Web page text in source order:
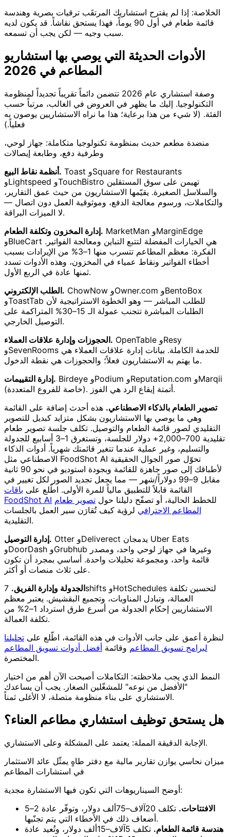
الخلاصة: إذا لم يقترح استشاريك المرتقَب ترقيات بصرية وهندسة
قائمة طعام في أول 90 يوماً، فهذا يستحق نقاشاً. قد يكون لديه
سبب وجيه — لكن يجب أن تسمعه.
الأدوات الحديثة التي يوصي بها استشاريو
المطاعم في 2026
وصفة استشاري عام 2026 تتضمن دائماً تقريباً تجديداً لمنظومة
التكنولوجيا. إليك ما يظهر في العروض في الغالب، مرتباً حسب
الفئة. (لا شيء من هذا برعاية؛ هذا ما نراه الاستشاريين يوصون به
فعلياً.)
منضدة مطعم حديث بمنظومة تكنولوجيا متكاملة: جهاز لوحي،
وطرفية دفع، وطابعة إيصالات
أنظمة نقاط البيع. Toast وSquare for Restaurants
وLightspeed وTouchBistro تهيمن على سوق المستقلين
والسلاسل الصغيرة. يقيّمها الاستشاريون من حيث عمق التقارير،
والتكاملات، ورسوم معالجة الدفع، وموثوقية العمل دون اتصال —
لا الميزات البراقة.
إدارة المخزون وتكلفة الطعام. MarketMan وMarginEdge
وBlueCart هي الخيارات المفضلة لتتبع التباين ومعالجة الفواتير.
الفكرة: معظم المطاعم تتسرب منها 1–3% من الإيرادات بسبب
أخطاء الفواتير ونقاط عمياء في المخزون، وهذه الأدوات تسدد
ثمنها عادة في الربع الأول.
الطلب الإلكتروني. ChowNow وOwner.com وBentoBox
وToastTab للطلب المباشر — وهو الخطوة الاستراتيجية لأن
الطلبات المباشرة تتجنب عمولة الـ 15–30% المتراكمة على
التوصيل الخارجي.
الحجوزات وإدارة علاقات العملاء. OpenTable وResy
وSevenRooms للخدمة الكاملة. بيانات إدارة علاقات العملاء هي
ما يهتم به الاستشاريون فعلاً؛ والحجوزات هي نقطة الدخول.
إدارة التقييمات. Birdeye وPodium وReputation.com وMarqii
(خاصة للفروع المتعددة). أتمتة إيقاع الرد هي الفوز.
تصوير الطعام بالذكاء الاصطناعي. هذه أحدث إضافة على القائمة
وهي ما يوصي بها الاستشاريون بشكل متزايد كبديل للتصوير
التقليدي لصور قائمة الطعام والتوصيل. تكلف جلسة تصوير طعام
تقليدية 700–2,000+ دولار للجلسة، وتستغرق 1–3 أسابيع للجدولة
والتسليم، وغير عملية عندما تتغير قائمتك شهرياً. أدوات الذكاء
الاصطناعي مثل FoodShot AI تحوّل صور الجوال الحقيقية
لأطباقك إلى صور جاهزة للقائمة وبجودة استوديو في نحو 90 ثانية
مقابل 9–99 دولاراً/شهر — مما يجعل تجديد الصور لكل تغيير في
القائمة قابلاً للتطبيق مالياً للمرة الأولى. اطّلع على باقات
FoodShot AI
للخطط الحالية، أو تصفّح دليلنا حول تصوير طعام
المطاعم الاحترافي لرؤية كيف تُقارَن سير العمل بالجلسات
التقليدية.
إدارة التوصيل. Otter وDeliverect يدمجان Uber Eats
وDoorDash وGrubhub وغيرها في جهاز لوحي واحد، ومصدر
قائمة واحد، ومجموعة تحليلات واحدة. أساسي بمجرد أن تكون
على ثلاث منصات أو أكثر.
الجدولة وإدارة الفريق. 7shifts وHotSchedules لتحسين تكلفة
العمالة، وتبادل المناوبات، وتجميع البقشيش. يعتبر معظم
الاستشاريين إحكام الجدولة من أسرع طرق استرداد 1–2% من
تكلفة العمالة.
لنظرة أعمق على جانب الأدوات في هذه القائمة، اطّلع على تحليلنا
لبرامج تسويق المطاعم وقائمة أفضل أدوات تسويق المطاعم
المختصرة.
النمط الذي يجب ملاحظته: التكاملات أصبحت الآن أهم من اختيار
"الأفضل من نوعه" للمشغّلين الصغار. يجب أن يساعدك
الاستشاري على بناء منظومة متصلة، لا الأغلى ثمناً.
هل يستحق توظيف استشاري مطاعم العناء؟
الإجابة الدقيقة المملة: يعتمد على المشكلة وعلى الاستشاري.
ميزان نحاسي يوازن تقارير مالية مع دفتر طاهٍ يمثّل عائد الاستثمار
في استشارات المطاعم
أوضح السيناريوهات التي تكون فيها الاستشارة مجدية:
الافتتاحات.
تكلف 20آلاف–75ألف دولار، وتوفّر عادة 2–5
أضعاف ذلك في الأخطاء التي يتم تجنّبها.
هندسة قائمة الطعام.
تكلف 5آلاف–15ألف دولار، وتُعيد عادة